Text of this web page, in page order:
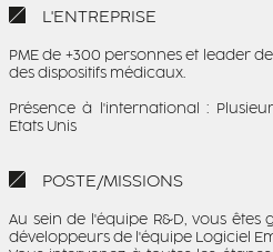
L'ENTREPRISE
PME de +300 personnes et leader
des dispositifs médicaux.
Présence à l'international :
Etats Unis
POSTE/MISSIONS
Au sein de l'équipe R&D, vous
développeurs de l'équipe Logiciel